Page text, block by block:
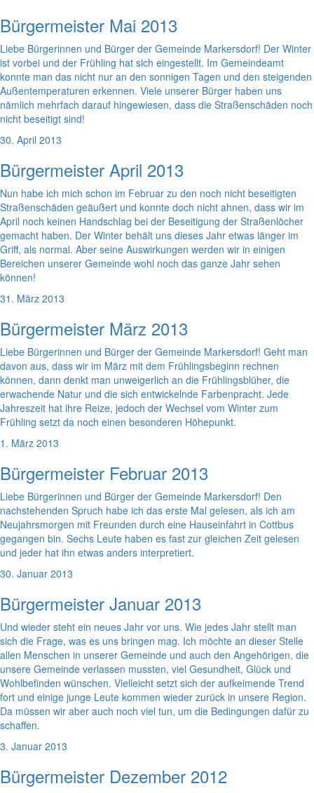
Bürgermeister Mai 2013
Liebe Bürgerinnen und Bürger der Gemeinde Markersdorf! Der Winter
ist vorbei und der Frühling hat sich eingestellt. Im Gemeindeamt
konnte man das nicht nur an den sonnigen Tagen und den steigenden
Außentemperaturen erkennen. Viele unserer Bürger haben uns
nämlich mehrfach darauf hingewiesen, dass die Straßenschäden noch
nicht beseitigt sind!
30. April 2013
Bürgermeister April 2013
Nun habe ich mich schon im Februar zu den noch nicht beseitigten
Straßenschäden geäußert und konnte doch nicht ahnen, dass wir im
April noch keinen Handschlag bei der Beseitigung der Straßenlöcher
gemacht haben. Der Winter behält uns dieses Jahr etwas länger im
Griff, als normal. Aber seine Auswirkungen werden wir in einigen
Bereichen unserer Gemeinde wohl noch das ganze Jahr sehen
können!
31. März 2013
Bürgermeister März 2013
Liebe Bürgerinnen und Bürger der Gemeinde Markersdorf! Geht man
davon aus, dass wir im März mit dem Frühlingsbeginn rechnen
können, dann denkt man unweigerlich an die Frühlingsblüher, die
erwachende Natur und die sich entwickelnde Farbenpracht. Jede
Jahreszeit hat ihre Reize, jedoch der Wechsel vom Winter zum
Frühling setzt da noch einen besonderen Höhepunkt.
1. März 2013
Bürgermeister Februar 2013
Liebe Bürgerinnen und Bürger der Gemeinde Markersdorf! Den
nachstehenden Spruch habe ich das erste Mal gelesen, als ich am
Neujahrsmorgen mit Freunden durch eine Hauseinfahrt in Cottbus
gegangen bin. Sechs Leute haben es fast zur gleichen Zeit gelesen
und jeder hat ihn etwas anders interpretiert.
30. Januar 2013
Bürgermeister Januar 2013
Und wieder steht ein neues Jahr vor uns. Wie jedes Jahr stellt man
sich die Frage, was es uns bringen mag. Ich möchte an dieser Stelle
allen Menschen in unserer Gemeinde und auch den Angehörigen, die
unsere Gemeinde verlassen mussten, viel Gesundheit, Glück und
Wohlbefinden wünschen. Vielleicht setzt sich der aufkeimende Trend
fort und einige junge Leute kommen wieder zurück in unsere Region.
Da müssen wir aber auch noch viel tun, um die Bedingungen dafür zu
schaffen.
3. Januar 2013
Bürgermeister Dezember 2012